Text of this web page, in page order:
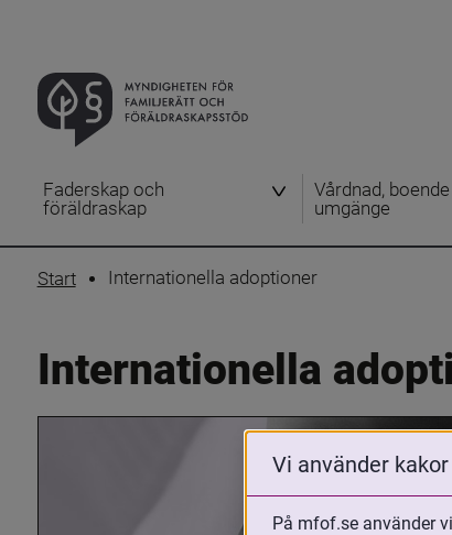
Faderskap och
föräldraskap
Vårdnad,
umgänge
Start Internationella adoptioner
Internationella
Vi använder kakor
På mfof.se använder